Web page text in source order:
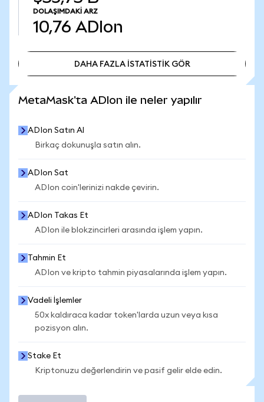
DOLAŞIMDAKI ARZ
10,76 ADIon
DAHA FAZLA İSTATİSTİK GÖR
MetaMask'ta ADIon ile neler yapılır
ADIon Satın Al
Birkaç dokunuşla satın alın.
ADIon Sat
ADIon coin'lerinizi nakde çevirin.
ADIon Takas Et
ADIon ile blokzincirleri arasında işlem yapın.
Tahmin Et
ADIon ve kripto tahmin piyasalarında işlem yapın.
Vadeli İşlemler
50x kaldıraca kadar token'larda uzun veya kısa
pozisyon alın.
Stake Et
Kriptonuzu değerlendirin ve pasif gelir elde edin.